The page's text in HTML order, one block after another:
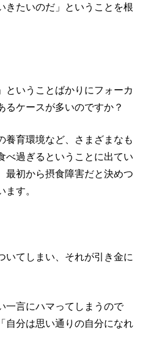
きたいのだ」ということを根
ということばかりにフォーカ
るケースが多いのですか？
養育環境など、さまざまなも
べ過ぎるということに出てい
最初から摂食障害だと決めつ
す。
いてしまい、それが引き金に
一言にハマってしまうので
自分は思い通りの自分になれ